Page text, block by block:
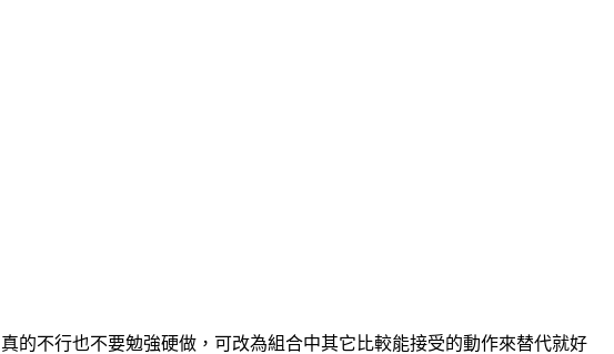
的不行也不要勉強硬做，可改為組合中其它比較能接受的動作來替代就好